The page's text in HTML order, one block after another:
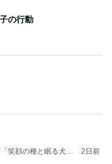
笑顔の種と眠る犬」